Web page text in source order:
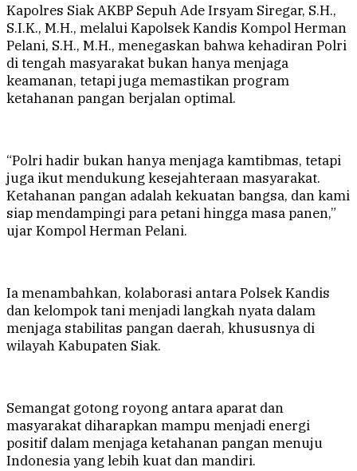
Kapolres Siak AKBP Sepuh Ade Irsyam Siregar, S.H.,
S.I.K., M.H., melalui Kapolsek Kandis Kompol Herman
Pelani, S.H., M.H., menegaskan bahwa kehadiran Polri
di tengah masyarakat bukan hanya menjaga
keamanan, tetapi juga memastikan program
ketahanan pangan berjalan optimal.
“Polri hadir bukan hanya menjaga kamtibmas, tetapi
juga ikut mendukung kesejahteraan masyarakat.
Ketahanan pangan adalah kekuatan bangsa, dan kami
siap mendampingi para petani hingga masa panen,”
ujar Kompol Herman Pelani.
Ia menambahkan, kolaborasi antara Polsek Kandis
dan kelompok tani menjadi langkah nyata dalam
menjaga stabilitas pangan daerah, khususnya di
wilayah Kabupaten Siak.
Semangat gotong royong antara aparat dan
masyarakat diharapkan mampu menjadi energi
positif dalam menjaga ketahanan pangan menuju
Indonesia yang lebih kuat dan mandiri.